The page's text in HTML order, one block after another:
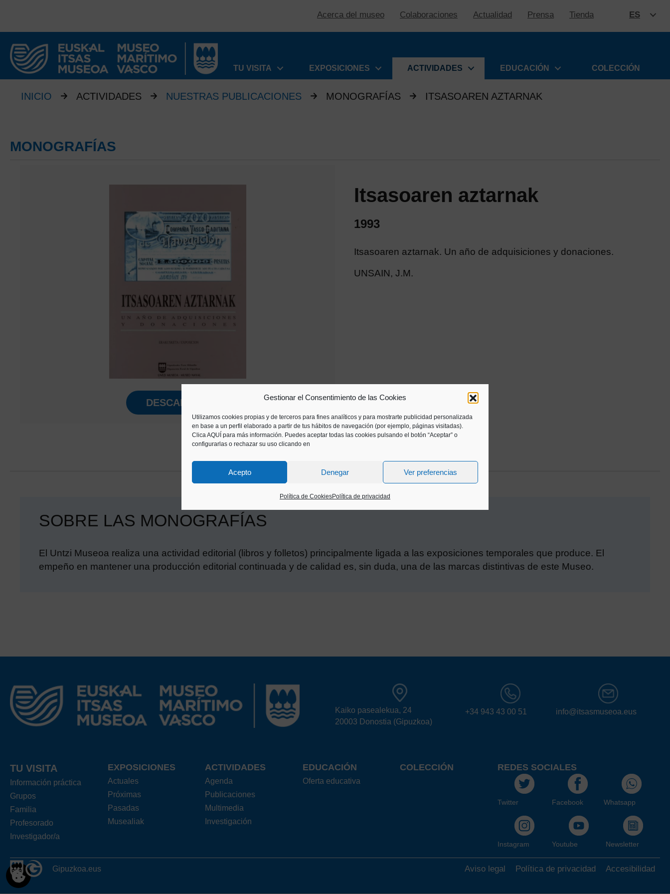
Gestionar el Consentimiento de las Cookies
Utilizamos cookies propias y de terceros para fines analíticos y para mostrarte publicidad personalizada
en base a un perfil elaborado a partir de tus hábitos de navegación (por ejemplo, páginas visitadas).
Clica AQUÍ para más información. Puedes aceptar todas las cookies pulsando el botón “Aceptar” o
configurarlas o rechazar su uso clicando en
Acepto Denegar Ver preferencias
Política de CookiesPolítica de privacidad
Acerca del museo Colaboraciones Actualidad Prensa Tienda ES
TU VISITA
EXPOSICIONES ACTIVIDADES EDUCACIÓN COLECCIÓN
INICIO ACTIVIDADES NUESTRAS PUBLICACIONES MONOGRAFÍAS ITSASOAREN AZTARNAK
MONOGRAFÍAS
DESCARGAR
Itsasoaren aztarnak
1993
Itsasoaren aztarnak. Un año de adquisiciones y donaciones.
UNSAIN, J.M.
SOBRE LAS MONOGRAFÍAS
El Untzi Museoa realiza una actividad editorial (libros y folletos) principalmente ligada a las exposiciones temporales que produce. El
empeño en mantener una producción editorial continuada y de calidad es, sin duda, una de las marcas distintivas de este Museo.
Kaiko pasealekua, 24
20003 Donostia (Gipuzkoa)
+34 943 43 00 51 info@itsasmuseoa.eus
TU VISITA
Información práctica
Grupos
Familia
Profesorado
Investigador/a
EXPOSICIONES
Actuales
Próximas
Pasadas
Musealiak
ACTIVIDADES
Agenda
Publicaciones
Multimedia
Investigación
EDUCACIÓN
Oferta educativa
COLECCIÓN REDES SOCIALES
Twitter Facebook Whatsapp
Instagram Youtube Newsletter
Gipuzkoa.eus Aviso legal Política de privacidad Accesibilidad